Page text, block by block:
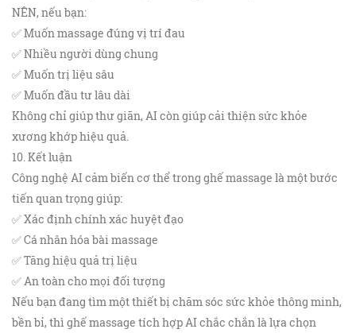
NÊN, nếu bạn:
✅ Muốn massage đúng vị trí đau
✅ Nhiều người dùng chung
✅ Muốn trị liệu sâu
✅ Muốn đầu tư lâu dài
Không chỉ giúp thư giãn, AI còn giúp cải thiện sức khỏe
xương khớp hiệu quả.
10. Kết luận
Công nghệ AI cảm biến cơ thể trong ghế massage là một bước
tiến quan trọng giúp:
✅ Xác định chính xác huyệt đạo
✅ Cá nhân hóa bài massage
✅ Tăng hiệu quả trị liệu
✅ An toàn cho mọi đối tượng
Nếu bạn đang tìm một thiết bị chăm sóc sức khỏe thông minh,
bền bỉ, thì ghế massage tích hợp AI chắc chắn là lựa chọn